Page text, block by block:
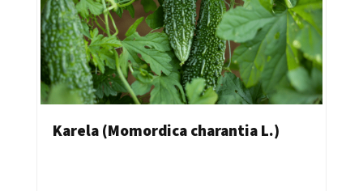
Karela (Momordica charantia L.)